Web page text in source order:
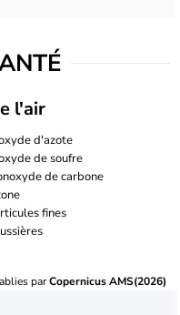
l'air
d'azote
de soufre
de carbone
fines
parCopernicus AMS(2026)